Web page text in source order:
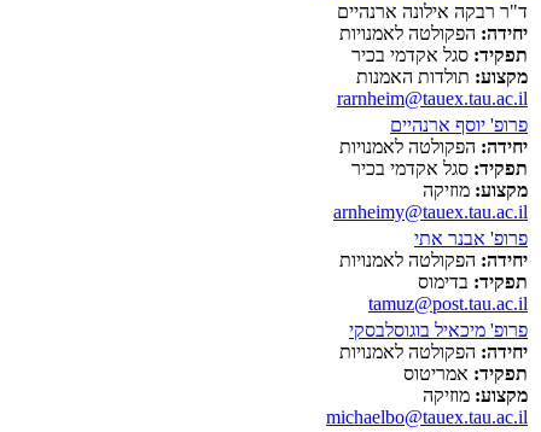
ד"ר רבקה אילונה ארנהיים
יחידה: הפקולטה לאמנויות
תפקיד: סגל אקדמי בכיר
מקצוע: תולדות האמנות
rarnheim@tauex.tau.ac.il
פרופ' יוסף ארנהיים
יחידה: הפקולטה לאמנויות
תפקיד: סגל אקדמי בכיר
מקצוע: מוזיקה
arnheimy@tauex.tau.ac.il
פרופ' אבנר אתי
יחידה: הפקולטה לאמנויות
תפקיד: בדימוס
tamuz@post.tau.ac.il
פרופ' מיכאיל בוגוסלבסקי
יחידה: הפקולטה לאמנויות
תפקיד: אמריטוס
מקצוע: מוזיקה
michaelbo@tauex.tau.ac.il